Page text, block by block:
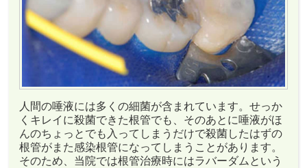
人間の唾液には多くの細菌が含まれています。せっか
くキレイに殺菌できた根管でも、そのあとに唾液がほ
んのちょっとでも入ってしまうだけで殺菌したはずの
根管がまた感染根管になってしまうことがあります。
そのため、当院では根管治療時にはラバーダムという